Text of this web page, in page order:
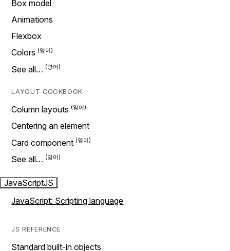
Box model
Animations
Flexbox
Colors
See all…
LAYOUT COOKBOOK
Column layouts
Centering an element
Card component
See all…
JavaScriptJS
JavaScript: Scripting language
JS REFERENCE
Standard built-in objects